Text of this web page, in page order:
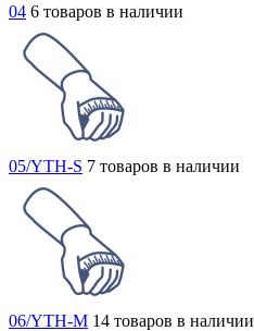
04 6 товаров в наличии
05/YTH-S 7 товаров в наличии
06/YTH-M 14 товаров в наличии